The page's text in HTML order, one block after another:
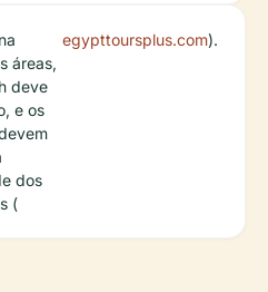
áreas,
deve
e os
dos
(
egypttoursplus.com).